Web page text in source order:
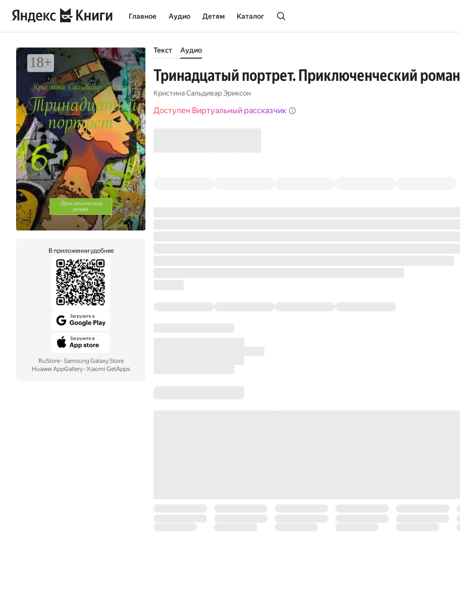
Главное Аудио Детям Каталог
В приложении удобнее
RuStore· Samsung Galaxy Store
Huawei AppGallery· Xiaomi GetApps
Текст Аудио
Тринадцатый портрет. Приключенческий роман
Кристина Сальдивар Эриксон
Доступен Виртуальный рассказчик